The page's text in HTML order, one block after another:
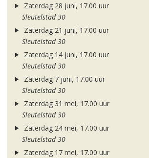
Zaterdag 28 juni, 17.00 uur
Sleutelstad 30
Zaterdag 21 juni, 17.00 uur
Sleutelstad 30
Zaterdag 14 juni, 17.00 uur
Sleutelstad 30
Zaterdag 7 juni, 17.00 uur
Sleutelstad 30
Zaterdag 31 mei, 17.00 uur
Sleutelstad 30
Zaterdag 24 mei, 17.00 uur
Sleutelstad 30
Zaterdag 17 mei, 17.00 uur